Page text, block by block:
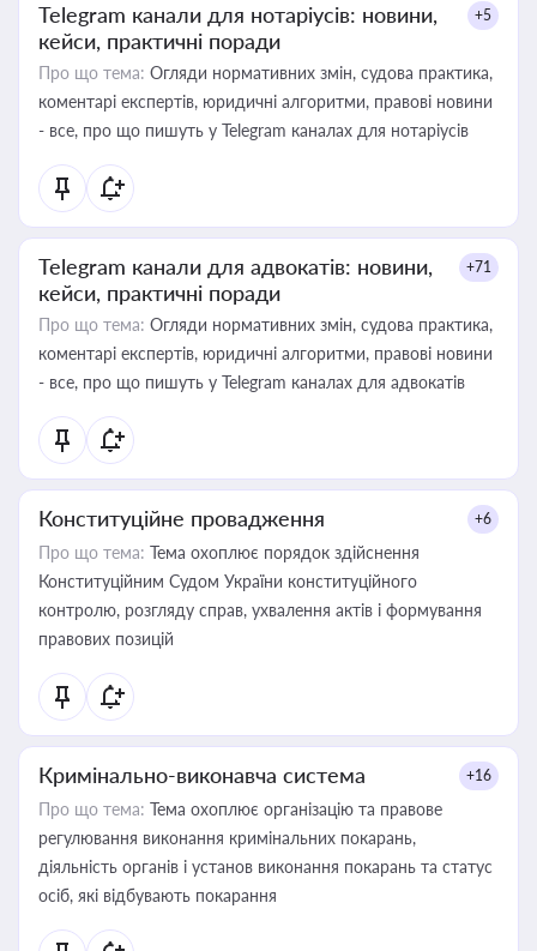
Telegram канали для нотаріусів: новини,
кейси, практичні поради
+5
Про що тема: Огляди нормативних змін, судова практика,
коментарі експертів, юридичні алгоритми, правові новини
- все, про що пишуть у Telegram каналах для нотаріусів
Telegram канали для адвокатів: новини,
кейси, практичні поради
+71
Про що тема: Огляди нормативних змін, судова практика,
коментарі експертів, юридичні алгоритми, правові новини
- все, про що пишуть у Telegram каналах для адвокатів
Конституційне провадження +6
Про що тема: Тема охоплює порядок здійснення
Конституційним Судом України конституційного
контролю, розгляду справ, ухвалення актів і формування
правових позицій
Кримінально-виконавча система +16
Про що тема: Тема охоплює організацію та правове
регулювання виконання кримінальних покарань,
діяльність органів і установ виконання покарань та статус
осіб, які відбувають покарання